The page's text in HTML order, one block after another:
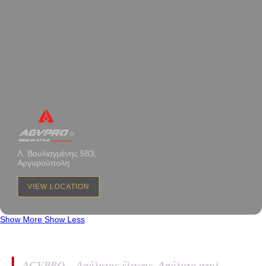
Λ. Βουλιαγμένης 583,
Αργυρούπολη
VIEW LOCATION
Show More Show Less